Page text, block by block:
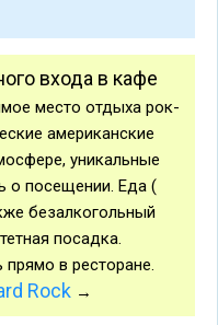
входа в кафе
место отдыха рок-
американские
уникальные
о посещении. Еда (
безалкогольный
посадка.
в ресторане.
Rock →